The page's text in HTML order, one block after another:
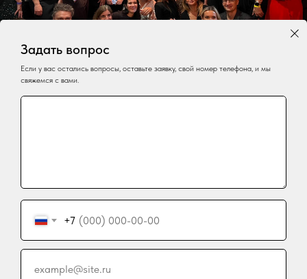
Задать вопрос
Если у вас остались вопросы, оставьте заявку, свой номер телефона, и мы
свяжемся с вами.
+7
example@site.ru